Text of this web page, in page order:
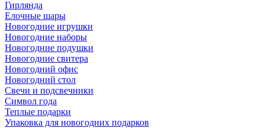
Гирлянда
Елочные шары
Новогодние игрушки
Новогодние наборы
Новогодние подушки
Новогодние свитера
Новогодний офис
Новогодний стол
Свечи и подсвечники
Символ года
Теплые подарки
Упаковка для новогодних подарков